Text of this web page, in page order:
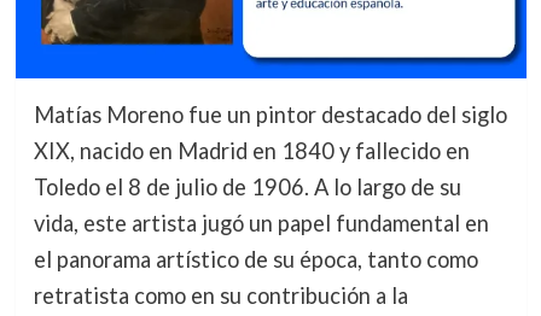
Matías Moreno fue un pintor destacado del siglo
XIX, nacido en Madrid en 1840 y fallecido en
Toledo el 8 de julio de 1906. A lo largo de su
vida, este artista jugó un papel fundamental en
el panorama artístico de su época, tanto como
retratista como en su contribución a la